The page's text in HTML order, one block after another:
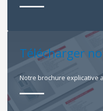
Télécharger
Notre brochure explicative